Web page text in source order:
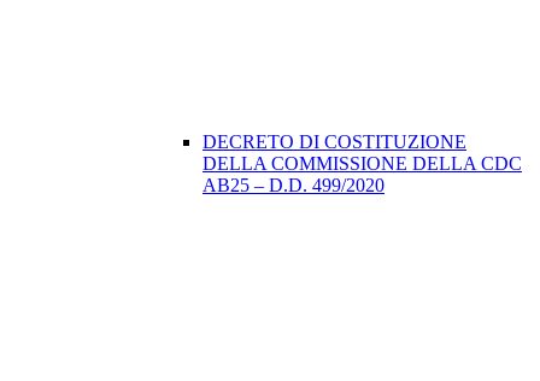
DECRETO DI COSTITUZIONE
DELLA COMMISSIONE DELLA CDC
AB25 – D.D. 499/2020